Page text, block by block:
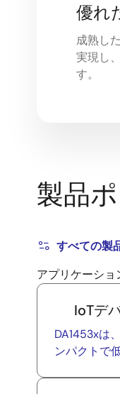
優れ
成熟し
実現し
す。
製品
すべての製
アプリケーショ
IoTデ
DA1453xは
ンパクトで